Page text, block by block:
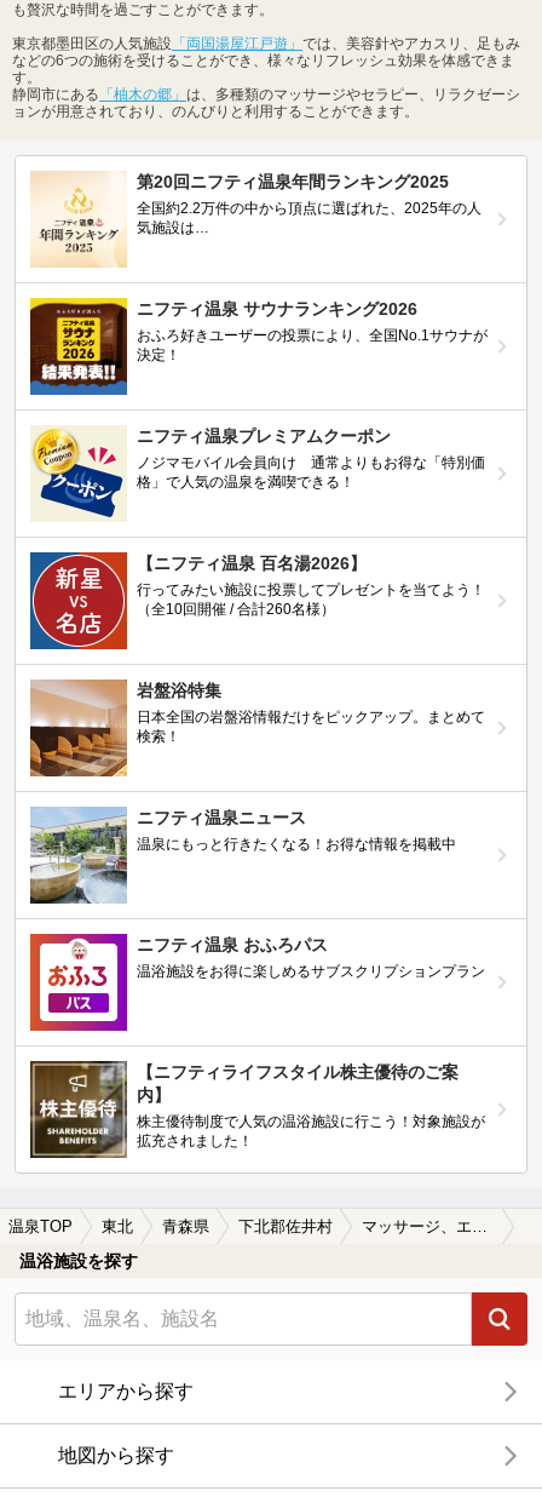
も贅沢な時間を過ごすことができます。
東京都墨田区の人気施設 「両国湯屋江戸遊」 では、美容針やアカスリ、足もみ
などの6つの施術を受けることができ、様々なリフレッシュ効果を体感できま
す。
静岡市にある 「柚木の郷」 は、多種類のマッサージやセラピー、リラクゼーシ
ョンが用意されており、のんびりと利用することができます。
第20回ニフティ温泉年間ランキング2025
全国約2.2万件の中から頂点に選ばれた、2025年の人
気施設は…
ニフティ温泉 サウナランキング2026
おふろ好きユーザーの投票により、全国No.1サウナが
決定！
ニフティ温泉プレミアムクーポン
ノジマモバイル会員向け 通常よりもお得な「特別価
格」で人気の温泉を満喫できる！
【ニフティ温泉 百名湯2026】
行ってみたい施設に投票してプレゼントを当てよう！
（全10回開催 / 合計260名様）
岩盤浴特集
日本全国の岩盤浴情報だけをピックアップ。まとめて
検索！
ニフティ温泉ニュース
温泉にもっと行きたくなる！お得な情報を掲載中
ニフティ温泉 おふろパス
温浴施設をお得に楽しめるサブスクリプションプラン
【ニフティライフスタイル株主優待のご案
内】
株主優待制度で人気の温浴施設に行こう！対象施設が
拡充されました！
温泉TOP 東北 青森県 下北郡佐井村 マッサージ、エステがある下北郡佐井村の温泉、日帰り温泉、スーパー銭湯おすすめ
温浴施設を探す
エリアから探す
地図から探す